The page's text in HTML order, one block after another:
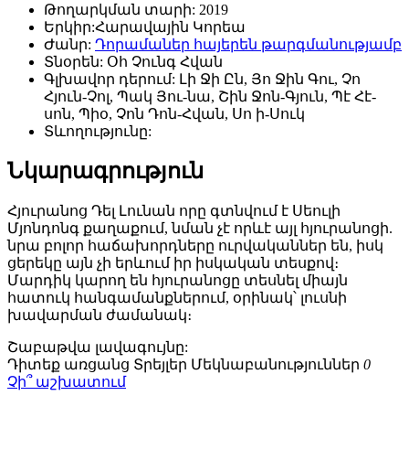
Թողարկման տարի: 2019
Երկիր:Հարավային Կորեա
Ժանր: Դորամաներ հայերեն թարգմանությամբ
Տնօրեն: Օհ Չունգ Հվան
Գլխավոր դերում: Լի Ջի Ըն, Յո Ջին Գու, Չո
Հյուն-Չոլ, Պակ Յու-նա, Շին Ջոն-Գյուն, Պէ Հէ-
սոն, Պիօ, Չոն Դոն-Հվան, Սո ի-Սուկ
Տևողությունը:
Նկարագրություն
Հյուրանոց Դել Լունան որը գտնվում է Սեուլի
Մյոնդոնգ քաղաքում, նման չէ որևէ այլ հյուրանոցի.
նրա բոլոր հաճախորդները ուրվականներ են, իսկ
ցերեկը այն չի երևում իր իսկական տեսքով։
Մարդիկ կարող են հյուրանոցը տեսնել միայն
հատուկ հանգամանքներում, օրինակ՝ լուսնի
խավարման ժամանակ։
Շաբաթվա լավագույնը:
Դիտեք առցանց Տրեյլեր Մեկնաբանություններ 0
Չի՞ աշխատում